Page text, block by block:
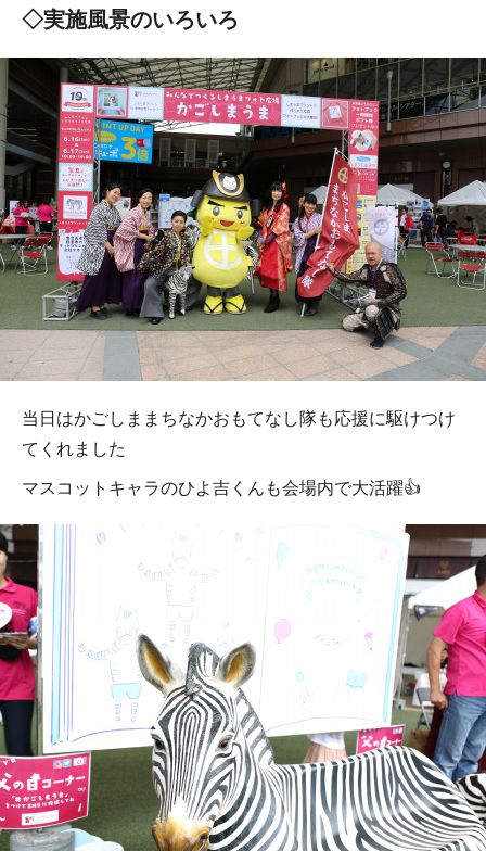
◇実施風景のいろいろ
当日はかごしままちなかおもてなし隊も応援に駆けつけ
てくれました
マスコットキャラのひよ吉くんも会場内で大活躍👍